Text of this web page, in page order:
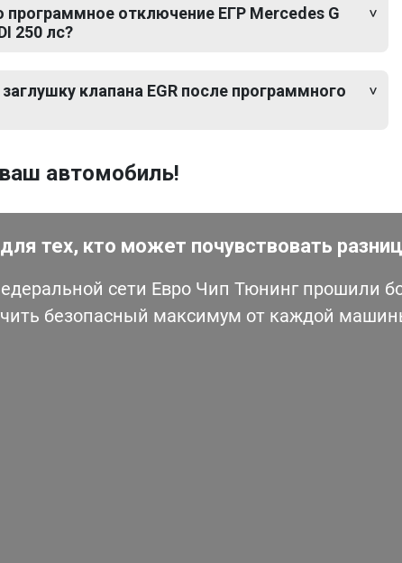
программное отключение ЕГР Mercedes G
250 лс?
клапана EGR после программного
автомобиль!
тех, кто может почувствовать
сети Евро Чип Тюнинг прошили
безопасный максимум от каждой